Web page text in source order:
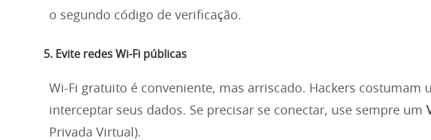
o segundo código de verificação.
5. Evite redes Wi-Fi públicas
Wi-Fi gratuito é conveniente, mas arriscado. Hackers costumam
interceptar seus dados. Se precisar se conectar, use sempre um
Privada Virtual).